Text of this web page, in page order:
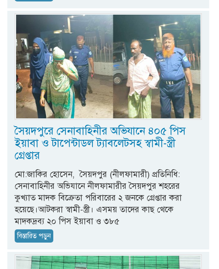
সৈয়দপুরে সেনাবাহিনীর অভিযানে ৪০৫ পিস
ইয়াবা ও টাপেন্টাডল ট্যাবলেটসহ স্বামী-স্ত্রী
গ্রেপ্তার
মো:জাকির হোসেন, সৈয়দপুর (নীলফামারী) প্রতিনিধি:
সেনাবাহিনীর অভিযানে নীলফামারীর সৈয়দপুর শহরের
কুখ্যাত মাদক বিক্রেতা পরিবারের ২ জনকে গ্রেপ্তার করা
হয়েছে।আটকরা স্বামী-স্ত্রী। এসময় তাদের কাছ থেকে
মাদকদ্রব্য ২০ পিস ইয়াবা ও ৩৮৫
বিস্তারিত পড়ুন